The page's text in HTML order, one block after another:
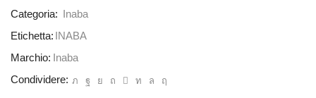
Categoria:
Inaba
Etichetta: INABA
Marchio: Inaba
Condividere: